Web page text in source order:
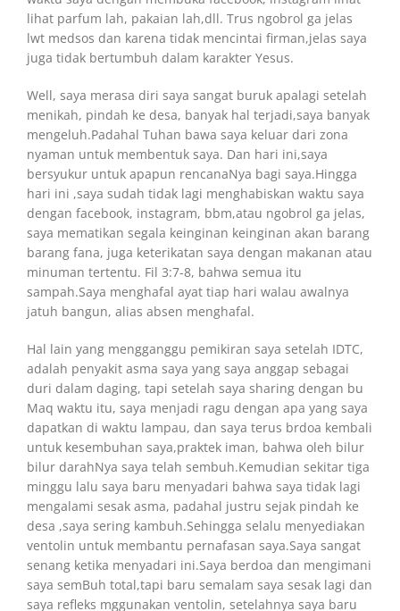
lihat parfum lah, pakaian lah,dll. Trus ngobrol ga jelas
lwt medsos dan karena tidak mencintai firman,jelas saya
juga tidak bertumbuh dalam karakter Yesus.
Well, saya merasa diri saya sangat buruk apalagi setelah
menikah, pindah ke desa, banyak hal terjadi,saya banyak
mengeluh.Padahal Tuhan bawa saya keluar dari zona
nyaman untuk membentuk saya. Dan hari ini,saya
bersyukur untuk apapun rencanaNya bagi saya.Hingga
hari ini ,saya sudah tidak lagi menghabiskan waktu saya
dengan facebook, instagram, bbm,atau ngobrol ga jelas,
saya mematikan segala keinginan keinginan akan barang
barang fana, juga keterikatan saya dengan makanan atau
minuman tertentu. Fil 3:7-8, bahwa semua itu
sampah.Saya menghafal ayat tiap hari walau awalnya
jatuh bangun, alias absen menghafal.
Hal lain yang mengganggu pemikiran saya setelah IDTC,
adalah penyakit asma saya yang saya anggap sebagai
duri dalam daging, tapi setelah saya sharing dengan bu
Maq waktu itu, saya menjadi ragu dengan apa yang saya
dapatkan di waktu lampau, dan saya terus brdoa kembali
untuk kesembuhan saya,praktek iman, bahwa oleh bilur
bilur darahNya saya telah sembuh.Kemudian sekitar tiga
minggu lalu saya baru menyadari bahwa saya tidak lagi
mengalami sesak asma, padahal justru sejak pindah ke
desa ,saya sering kambuh.Sehingga selalu menyediakan
ventolin untuk membantu pernafasan saya.Saya sangat
senang ketika menyadari ini.Saya berdoa dan mengimani
saya semBuh total,tapi baru semalam saya sesak lagi dan
saya refleks mggunakan ventolin, setelahnya saya baru